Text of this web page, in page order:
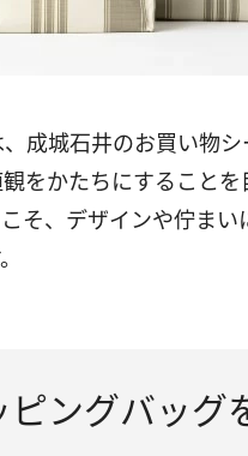
成城石井のお買い物
をかたちにすること
そ、デザインや佇ま
ングバッグ